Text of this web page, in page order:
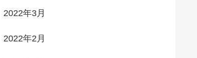
2022年3月
2022年2月